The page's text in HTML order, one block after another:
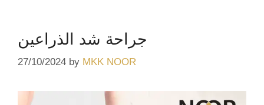
جراحة شد الذراعين
27/10/2024 by MKK NOOR